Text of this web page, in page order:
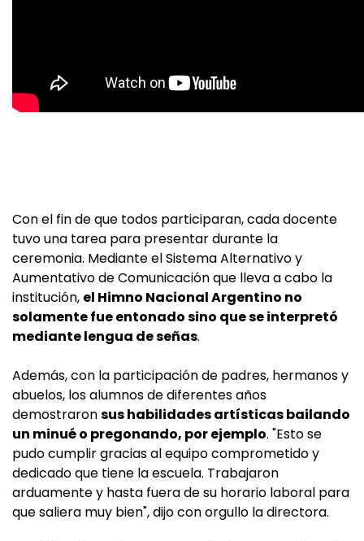
Con el fin de que todos participaran, cada docente
tuvo una tarea para presentar durante la
ceremonia. Mediante el Sistema Alternativo y
Aumentativo de Comunicación que lleva a cabo la
institución, el Himno Nacional Argentino no
solamente fue entonado sino que se interpretó
mediante lengua de señas.
Además, con la participación de padres, hermanos y
abuelos, los alumnos de diferentes años
demostraronsus habilidades artísticas bailando
un minué o pregonando, por ejemplo. "Esto se
pudo cumplir gracias al equipo comprometido y
dedicado que tiene la escuela. Trabajaron
arduamente y hasta fuera de su horario laboral para
que saliera muy bien", dijo con orgullo la directora.